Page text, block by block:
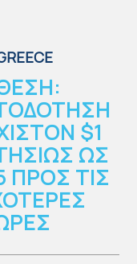
$1
ΩΣ
ΠΡΟΣ ΤΙΣ